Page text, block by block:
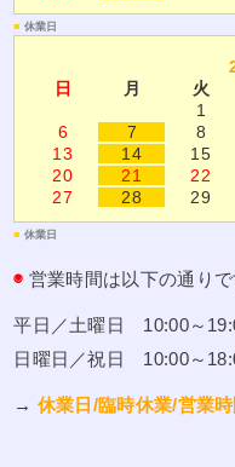
■ 休業日
日
月 火
1
6
7 8
13
14 15
20
21 22
27
28 29
■ 休業日
◉ 営業時間は以下の通りで
平日／土曜日 10:00～
日曜日／祝日 10:00～
→ 休業日/臨時休業/営業